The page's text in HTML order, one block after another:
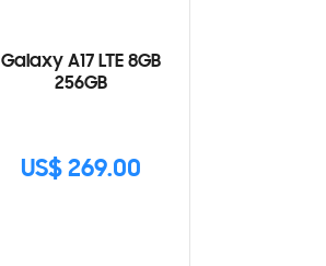
Galaxy A17 LTE 8GB
256GB
US$ 269.00